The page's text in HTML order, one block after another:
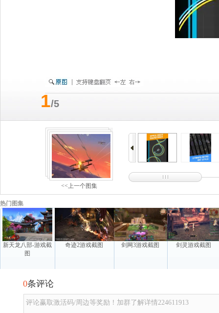
1/5
<<上一个图集
热门图集
新天龙八部-游戏截
图
奇迹2游戏截图 剑网3游戏截图 剑灵游戏截图
0条评论
评论赢取激活码/周边等奖励！加群了解详情224611913